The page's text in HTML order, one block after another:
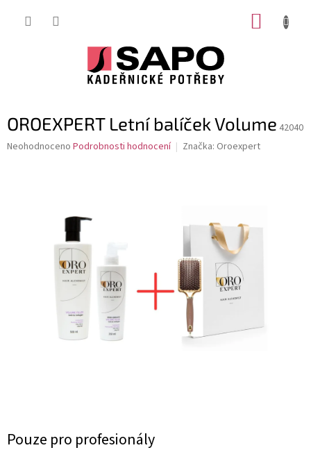
OROEXPERT Letní balíček Volume 42040
Průměrné
Neohodnoceno Podrobnosti hodnocení Značka: Oroexpert
cena:
Pouze pro profesionály